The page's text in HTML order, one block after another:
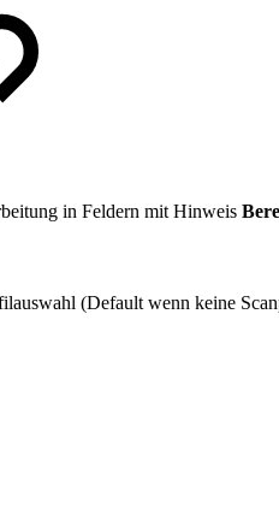
in Feldern mit Hinweis
(Default wenn keine